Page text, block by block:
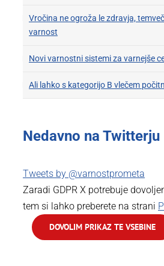
Vročina ne ogroža le zdravja,
varnost
Novi varnostni sistemi za varnejše
Ali lahko s kategorijo B vlečem
Nedavno na Twitterju
Tweets by @varnostprometa
Zaradi GDPR X potrebuje
tem si lahko preberete na strani
DOVOLIM PRIKAZ TE VSEBINE